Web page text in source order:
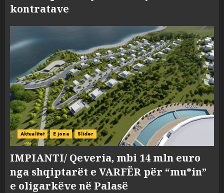
kontratave
Aktualitet E jona Slider
IMPIANTI/ Qeveria, mbi 14 mln euro
nga shqiptarët e VARFËR për “mu*in”
e oligarkëve në Palasë